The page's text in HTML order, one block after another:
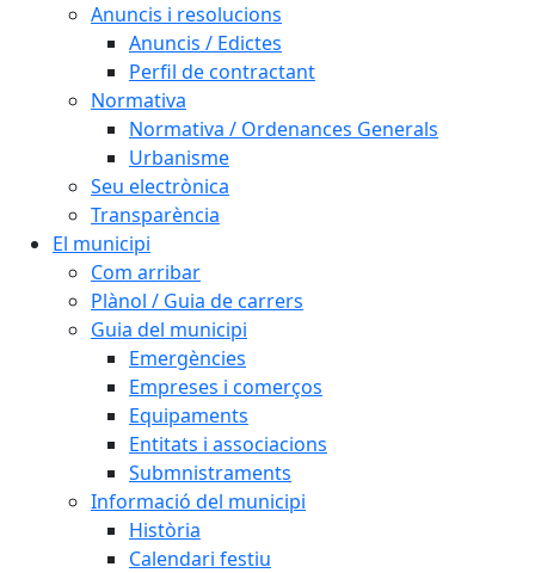
Anuncis i resolucions
Anuncis / Edictes
Perfil de contractant
Normativa
Normativa / Ordenances Generals
Urbanisme
Seu electrònica
Transparència
El municipi
Com arribar
Plànol / Guia de carrers
Guia del municipi
Emergències
Empreses i comerços
Equipaments
Entitats i associacions
Submnistraments
Informació del municipi
Història
Calendari festiu